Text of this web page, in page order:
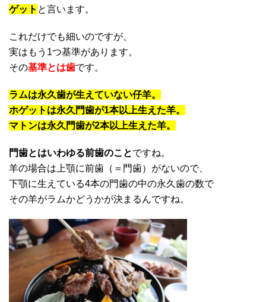
ゲット と言います。
これだけでも細いのですが、
実はもう1つ基準があります。
その基準とは歯です。
ラムは永久歯が生えていない仔羊。
ホゲットは永久門歯が1本以上生えた羊。
マトンは永久門歯が2本以上生えた羊。
門歯とはいわゆる前歯のことですね。
羊の場合は上顎に前歯（＝門歯）がないので、
下顎に生えている4本の門歯の中の永久歯の数で
その羊がラムかどうかが決まるんですね。